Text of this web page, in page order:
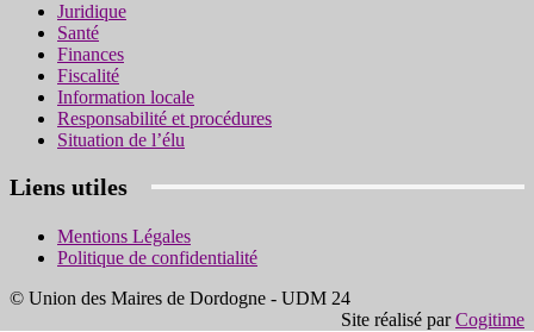
Juridique
Santé
Finances
Fiscalité
Information locale
Responsabilité et procédures
Situation de l’élu
Liens utiles
Mentions Légales
Politique de confidentialité
© Union des Maires de Dordogne - UDM 24
Site réalisé parCogitime